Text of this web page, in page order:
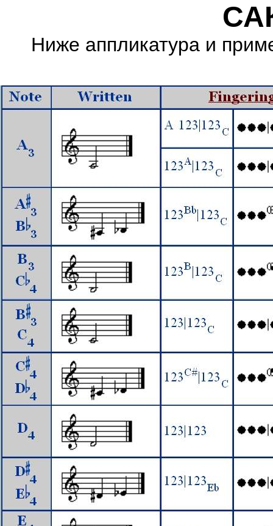
Ниже аппликатура и